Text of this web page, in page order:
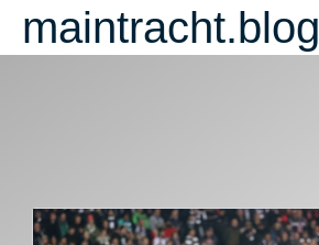
Inhaltmaintracht.blog